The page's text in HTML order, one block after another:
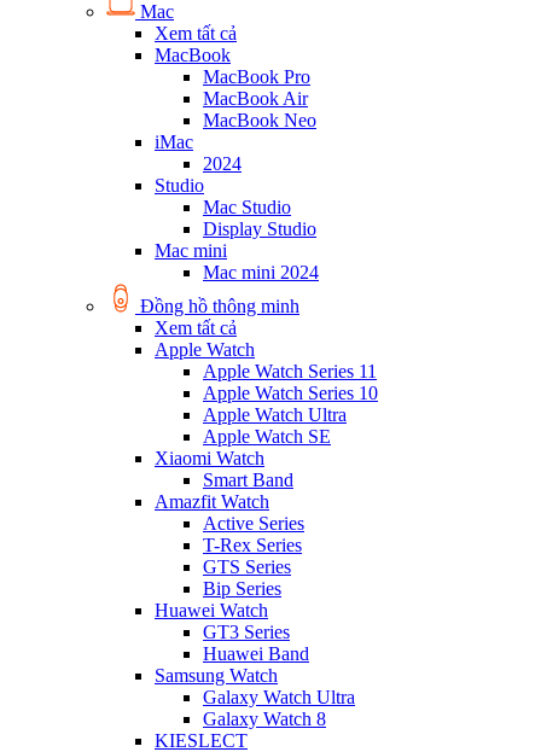
Mac
Xem tất cả
MacBook
MacBook Pro
MacBook Air
MacBook Neo
iMac
2024
Studio
Mac Studio
Display Studio
Mac mini
Mac mini 2024
Đồng hồ thông minh
Xem tất cả
Apple Watch
Apple Watch Series 11
Apple Watch Series 10
Apple Watch Ultra
Apple Watch SE
Xiaomi Watch
Smart Band
Amazfit Watch
Active Series
T-Rex Series
GTS Series
Bip Series
Huawei Watch
GT3 Series
Huawei Band
Samsung Watch
Galaxy Watch Ultra
Galaxy Watch 8
KIESLECT